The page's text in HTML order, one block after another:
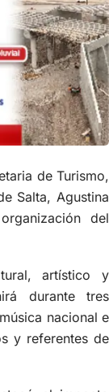
de Turismo,
Salta, Agustina
del
artístico y
durante tres
nacional e
y referentes de